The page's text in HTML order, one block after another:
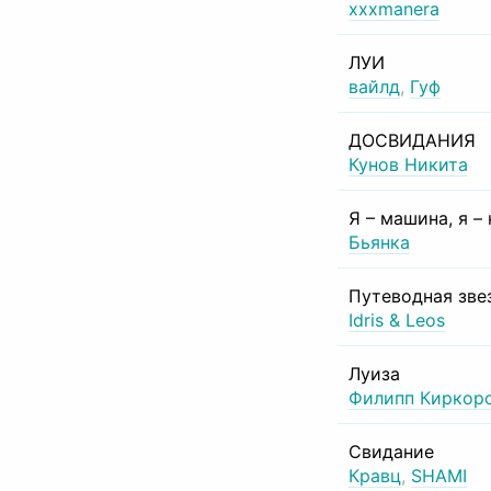
xxxmanera
ЛУИ
вайлд, Гуф
ДОСВИДАНИЯ
Кунов Никита
Я – машина, я –
Бьянка
Путеводная
Idris & Leos
Луиза
Филипп
Свидание
Кравц, SHAMI